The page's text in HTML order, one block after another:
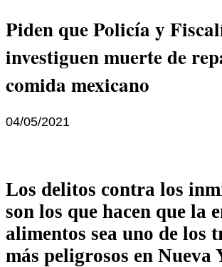
Piden que Policía y
investiguen muerte de
comida mexicano
04/05/2021
Los delitos contra los
son los que hacen que la
alimentos sea uno de los
más peligrosos en Nueva